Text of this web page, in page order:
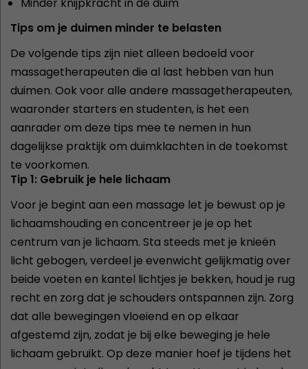
Tips om je duimen minder te belasten
De volgende tips zijn niet alleen bedoeld voor
massagetherapeuten die al last hebben van hun
duimen. Ook voor alle andere massagetherapeuten,
waaronder starters en studenten, is het een
aanrader om deze tips mee te nemen in hun
dagelijkse praktijk om duimklachten in de toekomst
te voorkomen.
Tip 1: Gebruik je hele lichaam
Voor je begint aan een massage let je bewust op je
lichaamshouding en concentreer je je op het
centrum van je lichaam. Sta steeds met je knieën
licht gebogen, verdeel je evenwicht gelijkmatig over
beide voeten en kantel lichtjes je bekken, houd je rug
recht en zorg dat je schouders ontspannen zijn. Zorg
dat alle bewegingen vloeiend en op elkaar
afgestemd zijn, zodat je bij elke beweging je hele
lichaam gebruikt. Op deze manier hoef je tijdens het